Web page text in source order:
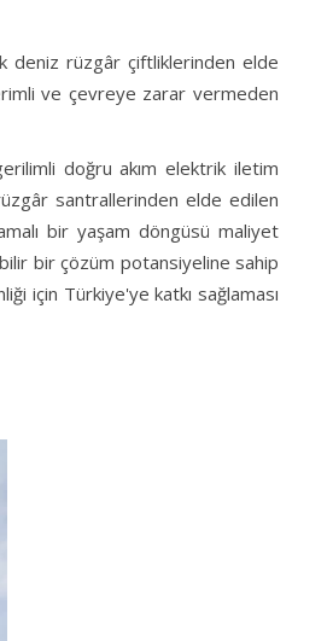
deniz rüzgâr çiftliklerinden elde
ve çevreye zarar vermeden
doğru akım elektrik iletim
santrallerinden elde edilen
bir yaşam döngüsü maliyet
bir çözüm potansiyeline sahip
için Türkiye'ye katkı sağlaması